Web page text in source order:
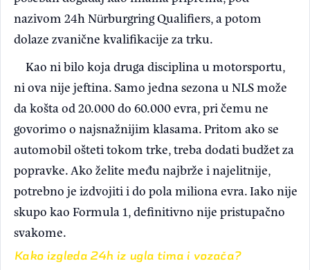
nazivom 24h Nürburgring Qualifiers, a potom
dolaze zvanične kvalifikacije za trku.
Kao ni bilo koja druga disciplina u motorsportu,
ni ova nije jeftina. Samo jedna sezona u NLS može
da košta od 20.000 do 60.000 evra, pri čemu ne
govorimo o najsnažnijim klasama. Pritom ako se
automobil ošteti tokom trke, treba dodati budžet za
popravke. Ako želite među najbrže i najelitnije,
potrebno je izdvojiti i do pola miliona evra. Iako nije
skupo kao Formula 1, definitivno nije pristupačno
svakome.
Kako izgleda 24h iz ugla tima i vozača?